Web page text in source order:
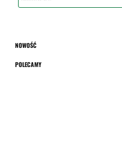
NOWOŚĆ
POLECAMY